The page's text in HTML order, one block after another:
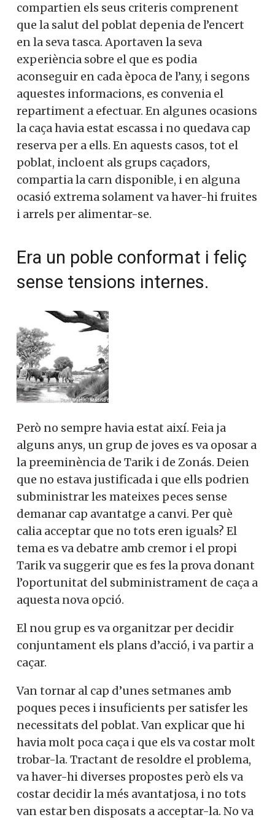
compartien els seus criteris comprenent
que la salut del poblat depenia de l’encert
en la seva tasca. Aportaven la seva
experiència sobre el que es podia
aconseguir en cada època de l’any, i segons
aquestes informacions, es convenia el
repartiment a efectuar. En algunes ocasions
la caça havia estat escassa i no quedava cap
reserva per a ells. En aquests casos, tot el
poblat, incloent als grups caçadors,
compartia la carn disponible, i en alguna
ocasió extrema solament va haver-hi fruites
i arrels per alimentar-se.
Era un poble conformat i feliç
sense tensions internes.
Però no sempre havia estat així. Feia ja
alguns anys, un grup de joves es va oposar a
la preeminència de Tarik i de Zonás. Deien
que no estava justificada i que ells podrien
subministrar les mateixes peces sense
demanar cap avantatge a canvi. Per què
calia acceptar que no tots eren iguals? El
tema es va debatre amb cremor i el propi
Tarik va suggerir que es fes la prova donant
l’oportunitat del subministrament de caça a
aquesta nova opció.
El nou grup es va organitzar per decidir
conjuntament els plans d’acció, i va partir a
caçar.
Van tornar al cap d’unes setmanes amb
poques peces i insuficients per satisfer les
necessitats del poblat. Van explicar que hi
havia molt poca caça i que els va costar molt
trobar-la. Tractant de resoldre el problema,
va haver-hi diverses propostes però els va
costar decidir la més avantatjosa, i no tots
van estar ben disposats a acceptar-la. No va